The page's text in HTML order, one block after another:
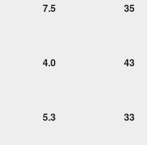
7.5 35
4.0 43
5.3 33